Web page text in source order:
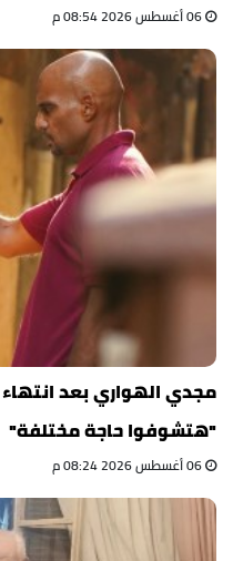
مجدي الهواري بعد
"هتشوفوا حاجة مختلفة"